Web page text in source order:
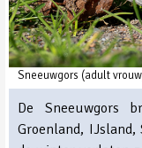
Sneeuwgors (adult
De Sneeuwgors
Groenland,